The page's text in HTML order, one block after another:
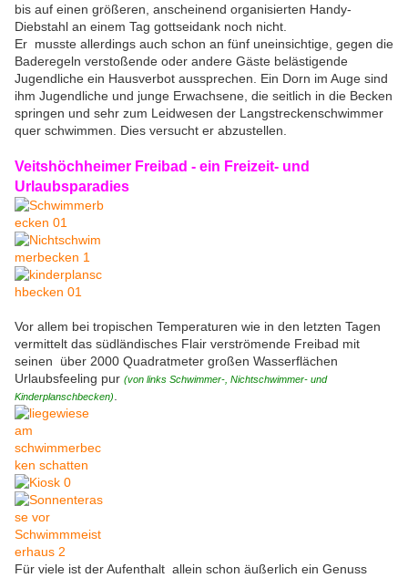
bis auf einen größeren, anscheinend organisierten Handy-
Diebstahl an einem Tag gottseidank noch nicht.
Er musste allerdings auch schon an fünf uneinsichtige, gegen die
Baderegeln verstoßende oder andere Gäste belästigende
Jugendliche ein Hausverbot aussprechen. Ein Dorn im Auge sind
ihm Jugendliche und junge Erwachsene, die seitlich in die Becken
springen und sehr zum Leidwesen der Langstreckenschwimmer
quer schwimmen. Dies versucht er abzustellen.
Veitshöchheimer Freibad - ein Freizeit- und
Urlaubsparadies
Vor allem bei tropischen Temperaturen wie in den letzten Tagen
vermittelt das südländisches Flair verströmende Freibad mit
seinen über 2000 Quadratmeter großen Wasserflächen
Urlaubsfeeling pur (von links Schwimmer-, Nichtschwimmer- und
Kinderplanschbecken)
Für viele ist der Aufenthalt allein schon äußerlich ein Genuss